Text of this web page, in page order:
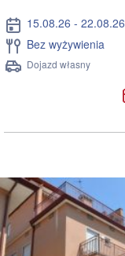
15.08.26 - 22.08.26
Bez wyżywienia
Dojazd własny